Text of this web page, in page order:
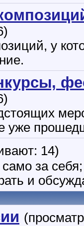
у
уже
14)
за
и